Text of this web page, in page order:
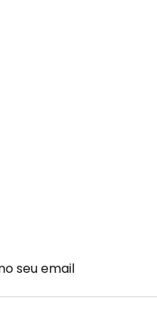
seu email